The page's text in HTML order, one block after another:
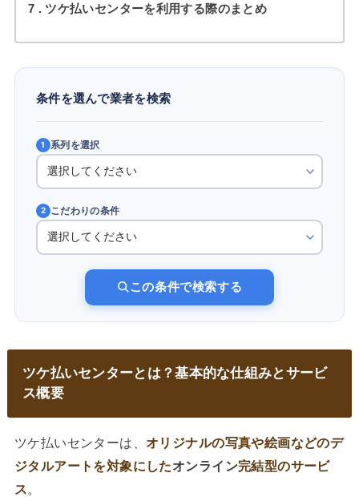
7 ツケ払いセンターを利用する際のまとめ
条件を選んで業者を検索
1 系列を選択
2 こだわりの条件
この条件で検索する
ツケ払いセンターとは？基本的な仕組みとサービ
ス概要
ツケ払いセンターは、 オリジナルの写真や絵画などのデ
ジタルアートを対象にしたオンライン完結型のサービ
ス。